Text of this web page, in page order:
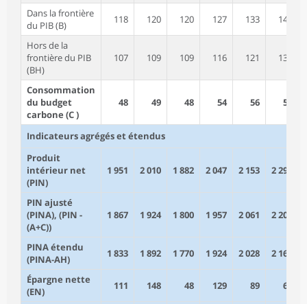
Dans la frontière
du PIB (B)
118 120 120 127 133 144
Hors de la
frontière du PIB
(BH)
107 109 109 116 121 131
Consommation
du budget
carbone (C )
48 49 48 54 56 57
Indicateurs agrégés et étendus
Produit
intérieur net
(PIN)
1 951 2 010 1 882 2 047 2 153 2 294
PIN ajusté
(PINA), (PIN -
(A+C))
1 867 1 924 1 800 1 957 2 061 2 200
PINA étendu
(PINA-AH)
1 833 1 892 1 770 1 924 2 028 2 167
Épargne nette
(EN)
111 148 48 129 89 68